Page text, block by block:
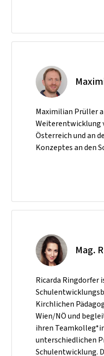
Maximilian Prüller
Weiterentwicklung
Österreich und an
Konzeptes an den
Mag.
Ricarda Ringdorfer
Kirchlichen
Wien/NÖ und
ihren
unterschiedlichen
Schulentwicklung.